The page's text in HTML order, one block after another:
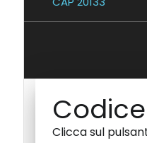
Codice
Clicca sul